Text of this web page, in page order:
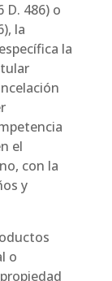
D. 486) o
la
la
el
con la
y
o